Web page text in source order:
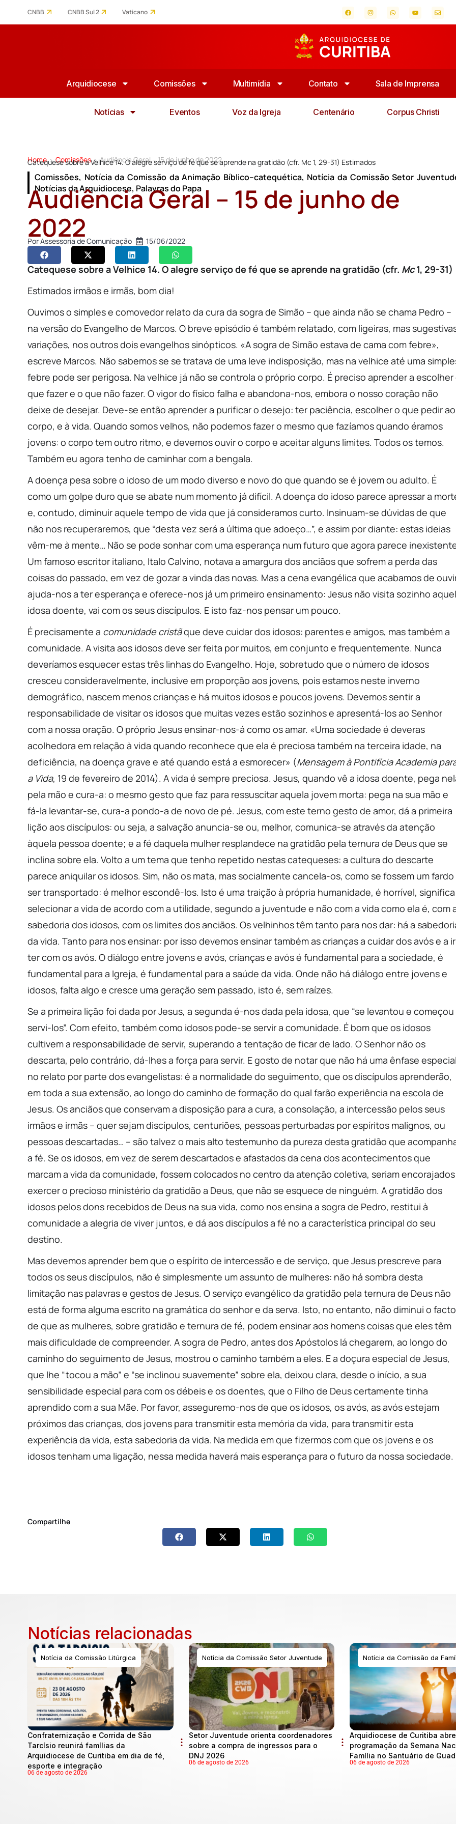
CNBB CNBB Sul 2 Vaticano
Arquidiocese Comissões Multimídia Contato Sala de Imprensa
Notícias Eventos Voz da Igreja Centenário Corpus Christi
Home > Comissões > Audiência Geral – 15 de junho de 2022
Catequese sobre a Velhice 14. O alegre serviço de fé que se aprende na gratidão (cfr. Mc 1, 29-31) Estimados
Comissões, Notícia da Comissão da Animação Bíblico–catequética, Notícia da Comissão Setor
Notícias da Arquidiocese, Palavras do Papa
Audiência Geral – 15 de junho de
2022
PorAssessoria de Comunicação 15/06/2022
Catequese sobre a Velhice 14. O alegre serviço de fé que se aprende na gratidão (cfr. Mc1, 29-31)
Estimados irmãos e irmãs, bom dia!
Ouvimos o simples e comovedor relato da cura da sogra de Simão – que ainda não se chama Pedro –
na versão do Evangelho de Marcos. O breve episódio é também relatado, com ligeiras, mas
variações, nos outros dois evangelhos sinópticos. «A sogra de Simão estava de cama com febre»,
escreve Marcos. Não sabemos se se tratava de uma leve indisposição, mas na velhice até uma
febre pode ser perigosa. Na velhice já não se controla o próprio corpo. É preciso aprender a escolher
que fazer e o que não fazer. O vigor do físico falha e abandona-nos, embora o nosso coração não
deixe de desejar. Deve-se então aprender a purificar o desejo: ter paciência, escolher o que pedir ao
corpo, e à vida. Quando somos velhos, não podemos fazer o mesmo que fazíamos quando éramos
jovens: o corpo tem outro ritmo, e devemos ouvir o corpo e aceitar alguns limites. Todos os temos.
Também eu agora tenho de caminhar com a bengala.
A doença pesa sobre o idoso de um modo diverso e novo do que quando se é jovem ou adulto. É
como um golpe duro que se abate num momento já difícil. A doença do idoso parece apressar a
e, contudo, diminuir aquele tempo de vida que já consideramos curto. Insinuam-se dúvidas de que
não nos recuperaremos, que “desta vez será a última que adoeço…”, e assim por diante: estas ideias
vêm-me à mente… Não se pode sonhar com uma esperança num futuro que agora parece
Um famoso escritor italiano, Italo Calvino, notava a amargura dos anciãos que sofrem a perda das
coisas do passado, em vez de gozar a vinda das novas. Mas a cena evangélica que acabamos de
ajuda-nos a ter esperança e oferece-nos já um primeiro ensinamento: Jesus não visita sozinho
idosa doente, vai com os seus discípulos. E isto faz-nos pensar um pouco.
É precisamente a comunidade cristãque deve cuidar dos idosos: parentes e amigos, mas também a
comunidade. A visita aos idosos deve ser feita por muitos, em conjunto e frequentemente. Nunca
deveríamos esquecer estas três linhas do Evangelho. Hoje, sobretudo que o número de idosos
cresceu consideravelmente, inclusive em proporção aos jovens, pois estamos neste inverno
demográfico, nascem menos crianças e há muitos idosos e poucos jovens. Devemos sentir a
responsabilidade de visitar os idosos que muitas vezes estão sozinhos e apresentá-los ao Senhor
com a nossa oração. O próprio Jesus ensinar-nos-á como os amar. «Uma sociedade é deveras
acolhedora em relação à vida quando reconhece que ela é preciosa também na terceira idade, na
deficiência, na doença grave e até quando está a esmorecer» (Mensagem à Pontifícia Academia
a Vida, 19 de fevereiro de 2014). A vida é sempre preciosa. Jesus, quando vê a idosa doente, pega
pela mão e cura-a: o mesmo gesto que faz para ressuscitar aquela jovem morta: pega na sua mão e
fá-la levantar-se, cura-a pondo-a de novo de pé. Jesus, com este terno gesto de amor, dá a primeira
lição aos discípulos: ou seja, a salvação anuncia-se ou, melhor, comunica-se através da atenção
àquela pessoa doente; e a fé daquela mulher resplandece na gratidão pela ternura de Deus que se
inclina sobre ela. Volto a um tema que tenho repetido nestas catequeses: a cultura do descarte
parece aniquilar os idosos. Sim, não os mata, mas socialmente cancela-os, como se fossem um fardo
ser transportado: é melhor escondê-los. Isto é uma traição à própria humanidade, é horrível, significa
selecionar a vida de acordo com a utilidade, segundo a juventude e não com a vida como ela é, com
sabedoria dos idosos, com os limites dos anciãos. Os velhinhos têm tanto para nos dar: há a
da vida. Tanto para nos ensinar: por isso devemos ensinar também as crianças a cuidar dos avós e a ir
ter com os avós. O diálogo entre jovens e avós, crianças e avós é fundamental para a sociedade, é
fundamental para a Igreja, é fundamental para a saúde da vida. Onde não há diálogo entre jovens e
idosos, falta algo e cresce uma geração sem passado, isto é, sem raízes.
Se a primeira lição foi dada por Jesus, a segunda é-nos dada pela idosa, que “se levantou e começou
servi-los”. Com efeito, também como idosos pode-se servir a comunidade. É bom que os idosos
cultivem a responsabilidade de servir, superando a tentação de ficar de lado. O Senhor não os
descarta, pelo contrário, dá-lhes a força para servir. E gosto de notar que não há uma ênfase
no relato por parte dos evangelistas: é a normalidade do seguimento, que os discípulos aprenderão,
em toda a sua extensão, ao longo do caminho de formação do qual farão experiência na escola de
Jesus. Os anciãos que conservam a disposição para a cura, a consolação, a intercessão pelos seus
irmãos e irmãs – quer sejam discípulos, centuriões, pessoas perturbadas por espíritos malignos, ou
pessoas descartadas… – são talvez o mais alto testemunho da pureza desta gratidão que
a fé. Se os idosos, em vez de serem descartados e afastados da cena dos acontecimentos que
marcam a vida da comunidade, fossem colocados no centro da atenção coletiva, seriam
exercer o precioso ministério da gratidão a Deus, que não se esquece de ninguém. A gratidão dos
idosos pelos dons recebidos de Deus na sua vida, como nos ensina a sogra de Pedro, restitui à
comunidade a alegria de viver juntos, e dá aos discípulos a fé no a característica principal do seu
destino.
Mas devemos aprender bem que o espírito de intercessão e de serviço, que Jesus prescreve para
todos os seus discípulos, não é simplesmente um assunto de mulheres: não há sombra desta
limitação nas palavras e gestos de Jesus. O serviço evangélico da gratidão pela ternura de Deus não
está de forma alguma escrito na gramática do senhor e da serva. Isto, no entanto, não diminui o facto
de que as mulheres, sobre gratidão e ternura de fé, podem ensinar aos homens coisas que eles têm
mais dificuldade de compreender. A sogra de Pedro, antes dos Apóstolos lá chegarem, ao longo do
caminho do seguimento de Jesus, mostrou o caminho também a eles. E a doçura especial de Jesus,
que lhe “tocou a mão” e “se inclinou suavemente” sobre ela, deixou clara, desde o início, a sua
sensibilidade especial para com os débeis e os doentes, que o Filho de Deus certamente tinha
aprendido com a sua Mãe. Por favor, asseguremo-nos de que os idosos, os avós, as avós estejam
próximos das crianças, dos jovens para transmitir esta memória da vida, para transmitir esta
experiência da vida, esta sabedoria da vida. Na medida em que fizermos com que os jovens e os
idosos tenham uma ligação, nessa medida haverá mais esperança para o futuro da nossa sociedade.
Compartilhe
Notícias relacionadas
Notícia da Comissão Litúrgica
Confraternização e Corrida de São
Tarcísio reunirá famílias da
Arquidiocese de Curitiba em dia de fé,
esporte e integração
06 de agosto de 2026
Notícia da Comissão Setor Juventude
Setor Juventude orienta coordenadores
sobre a compra de ingressos para o
DNJ 2026
06 de agosto de 2026
Notícia da Comissão da
Arquidiocese de Curitiba abre
programação da Semana
Família no Santuário de
06 de agosto de 2026